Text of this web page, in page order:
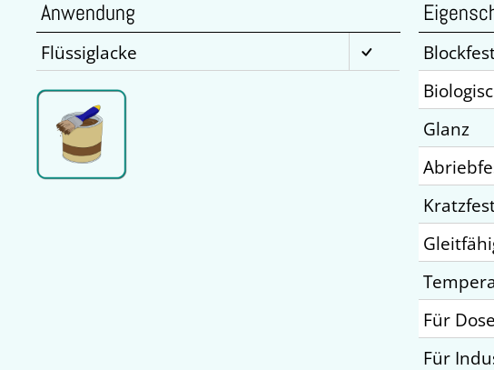
Anwendung
Flüssiglacke
Glanz
Für
Für